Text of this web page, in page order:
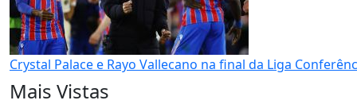
Crystal Palace e Rayo Vallecano na final da Liga
Mais Vistas